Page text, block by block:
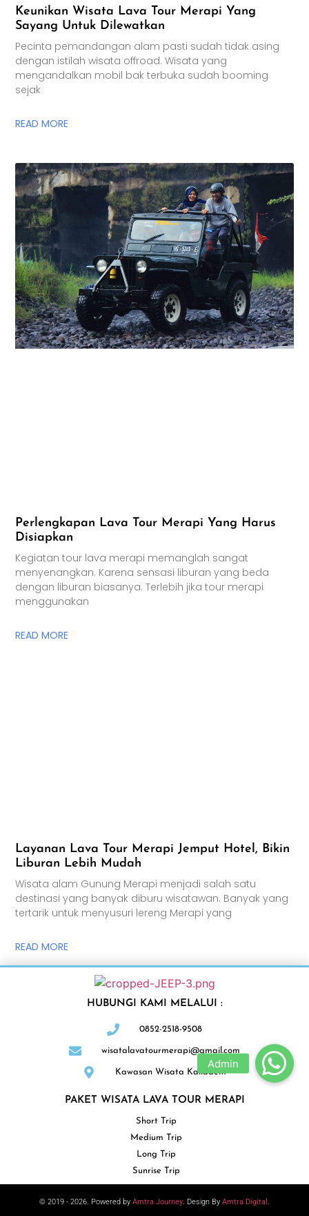
Keunikan Wisata Lava Tour Merapi Yang
Sayang Untuk Dilewatkan
Pecinta pemandangan alam pasti sudah tidak asing
dengan istilah wisata offroad. Wisata yang
mengandalkan mobil bak terbuka sudah booming
sejak
READ MORE
Perlengkapan Lava Tour Merapi Yang Harus
Disiapkan
Kegiatan tour lava merapi memanglah sangat
menyenangkan. Karena sensasi liburan yang beda
dengan liburan biasanya. Terlebih jika tour merapi
menggunakan
READ MORE
Layanan Lava Tour Merapi Jemput Hotel, Bikin
Liburan Lebih Mudah
Wisata alam Gunung Merapi menjadi salah satu
destinasi yang banyak diburu wisatawan. Banyak yang
tertarik untuk menyusuri lereng Merapi yang
READ MORE
HUBUNGI KAMI MELALUI :
0852-2518-9508
wisatalavatourmerapi@gmail.com
Kawasan Wisata Kaliadem
PAKET WISATA LAVA TOUR MERAPI
Short Trip
Medium Trip
Long Trip
Sunrise Trip
© 2019 - 2026. Powered by Amtra Journey. Design By Amtra Digital .